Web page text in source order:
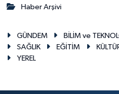
Haber Arşivi
GÜNDEM BİLİM ve
SAĞLIK
EĞİTİM
YEREL